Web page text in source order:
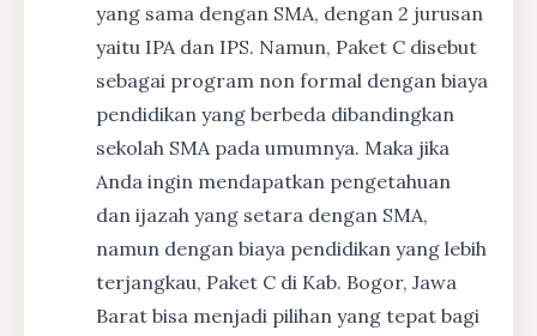
yang sama dengan SMA, dengan 2 jurusan
yaitu IPA dan IPS. Namun, Paket C disebut
sebagai program non formal dengan biaya
pendidikan yang berbeda dibandingkan
sekolah SMA pada umumnya. Maka jika
Anda ingin mendapatkan pengetahuan
dan ijazah yang setara dengan SMA,
namun dengan biaya pendidikan yang lebih
terjangkau, Paket C di Kab. Bogor, Jawa
Barat bisa menjadi pilihan yang tepat bagi